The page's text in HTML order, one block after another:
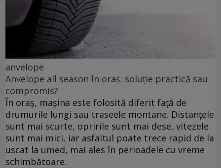
anvelope
Anvelope all season în oraș: soluție practică sau
compromis?
În oraș, mașina este folosită diferit față de
drumurile lungi sau traseele montane. Distanțele
sunt mai scurte, opririle sunt mai dese, vitezele
sunt mai mici, iar asfaltul poate trece rapid de la
uscat la umed, mai ales în perioadele cu vreme
schimbătoare.